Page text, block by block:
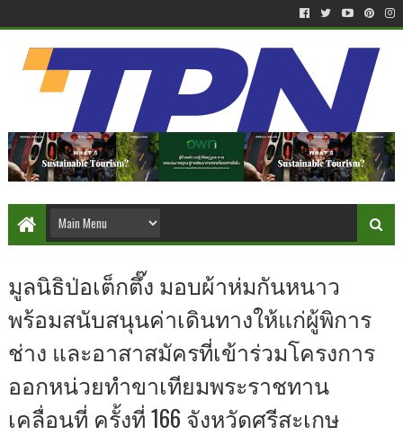
มูลนิธิป่อเต็กตึ๊ง มอบผ้าห่มกันหนาว
พร้อมสนับสนุนค่าเดินทางให้แก่ผู้พิการ
ช่าง และอาสาสมัครที่เข้าร่วมโครงการ
ออกหน่วยทำขาเทียมพระราชทาน
เคลื่อนที่ ครั้งที่ 166 จังหวัดศรีสะเกษ